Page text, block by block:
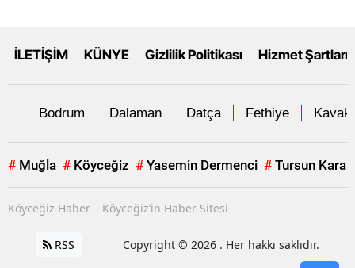
İLETİŞİM KÜNYE Gizlilik Politikası Hizmet Şartları
Bodrum Dalaman Datça Fethiye
# Muğla # Köyceğiz # Yasemin Dermenci # Tursun
Köyceğiz Haber – Köyceğiz’in Haber Sitesi
RSS Copyright © 2026 . Her hakkı saklıdır.